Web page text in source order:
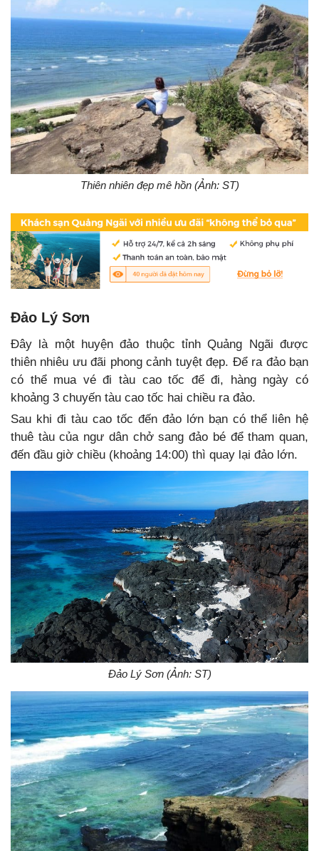
Thiên nhiên đẹp mê hồn (Ảnh: ST)
Đảo Lý Sơn
Đây là một huyện đảo thuộc tỉnh Quảng Ngãi được
thiên nhiêu ưu đãi phong cảnh tuyệt đẹp. Để ra đảo bạn
có thể mua vé đi tàu cao tốc để đi, hàng ngày có
khoảng 3 chuyến tàu cao tốc hai chiều ra đảo.
Sau khi đi tàu cao tốc đến đảo lớn bạn có thể liên hệ
thuê tàu của ngư dân chở sang đảo bé để tham quan,
đến đầu giờ chiều (khoảng 14:00) thì quay lại đảo lớn.
Đảo Lý Sơn (Ảnh: ST)